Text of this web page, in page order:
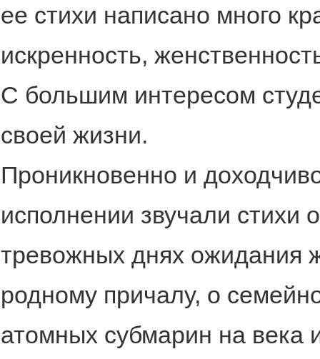
ее стихи написано много
искренность,
С большим интересом
своей жизни.
Проникновенно и
исполнении звучали стихи
тревожных днях ожидания
родному причалу, о
атомных субмарин на века